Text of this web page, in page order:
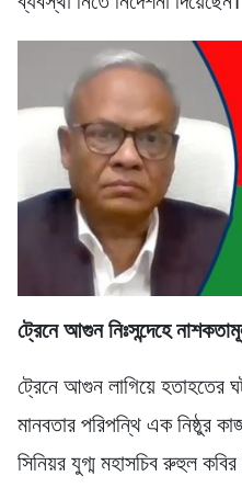
ট্রেনে আগুন নিঃসন্দেহে
ট্রেনে আগুন লাগিয়ে হতাহতের
মানবতার পরিপন্থি এক নিষ্ঠুর
সিনিয়র যুগ্ম মহাসচিব রুহুল